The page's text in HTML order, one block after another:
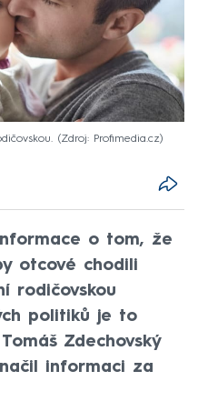
Zdroj: Profimedia.cz
o tom, že
otcové chodili
rodičovskou
politiků je to
Zdechovský
informaci za